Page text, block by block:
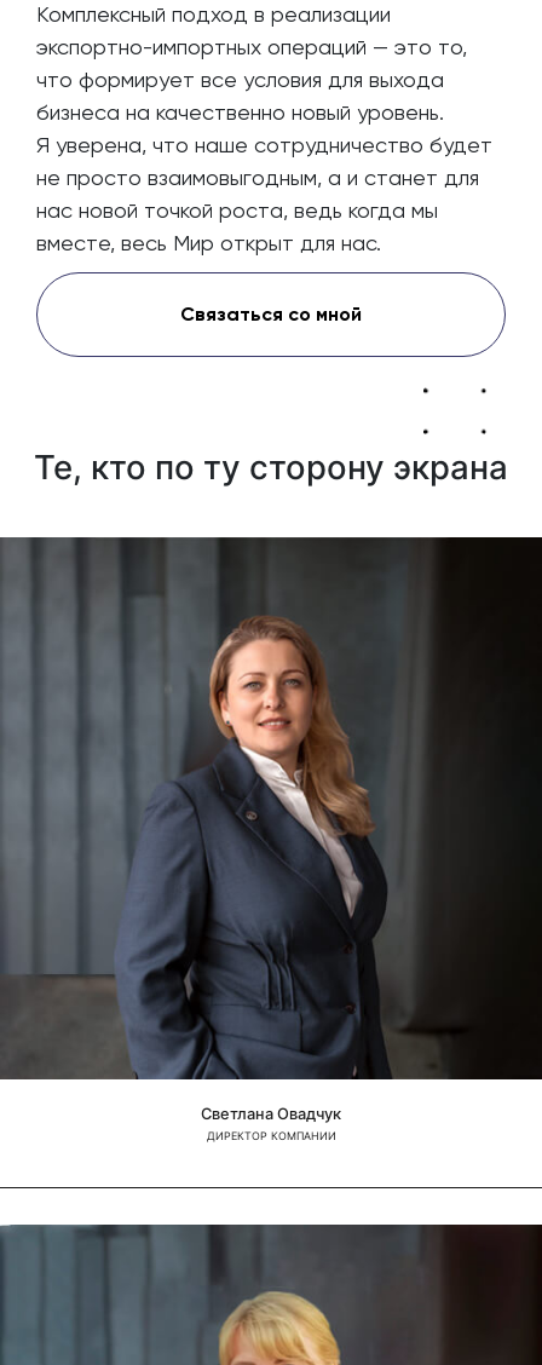
Комплексный подход в реализации
экспортно-импортных операций — это то,
что формирует все условия для выхода
бизнеса на качественно новый уровень.
Я уверена, что наше сотрудничество будет
не просто взаимовыгодным, а и станет для
нас новой точкой роста, ведь когда мы
вместе, весь Мир открыт для нас.
Связаться со мной
Те, кто по ту сторону экрана
Светлана Овадчук
ДИРЕКТОР КОМПАНИИ